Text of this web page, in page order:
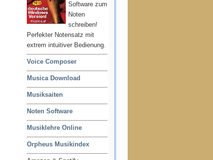
Software zum
Noten
schreiben!
Perfekter Notensatz mit
extrem intuitiver Bedienung.
Voice Composer
Musica Download
Musiksaiten
Noten Software
Musiklehre Online
Orpheus Musikindex